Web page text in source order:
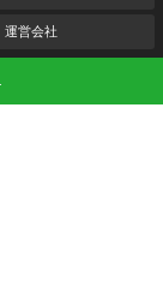
運営会社